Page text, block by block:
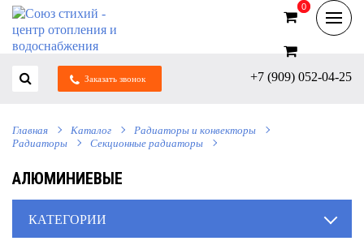
+7 (909) 052-04-25
Заказать звонок
0
0
Главная Каталог
Радиаторы и конвекторы
Радиаторы
Секционные радиаторы
АЛЮМИНИЕВЫЕ
КАТЕГОРИИ